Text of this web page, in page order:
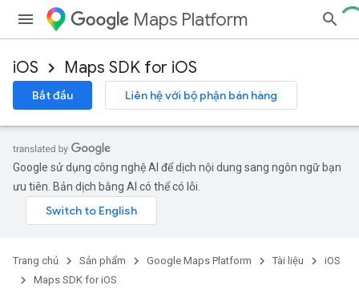
Maps Platform
iOS Maps SDK for iOS
Bắt đầu Liên hệ với bộ phận bán hàng
Google sử dụng công nghệ AI để dịch nội dung sang ngôn ngữ bạn
ưu tiên. Bản dịch bằng AI có thể có lỗi.
Trang chủ Sản phẩm Google Maps Platform Tài liệu
iOS
Maps SDK for iOS